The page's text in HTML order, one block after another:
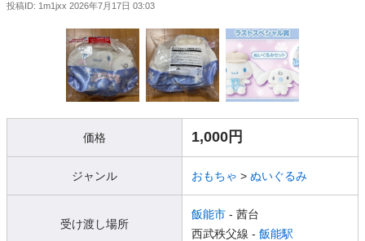
投稿ID: 1m1jxx 2026年7月17日 03:03
価格 1,000円
ジャンル おもちゃ > ぬいぐるみ
受け渡し場所
飯能市 - 茜台
西武秩父線 - 飯能駅